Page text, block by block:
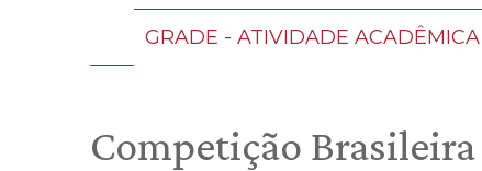
GRADE - ATIVIDADE
Competição Brasileira